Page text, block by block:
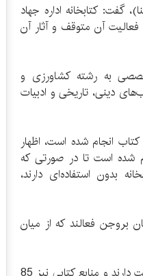
گفت: کتابخانه اداره جهاد
مختلف، فعالیت آن متوقف و آثار آن
صورت تخصصی به رشته کشاورزی و
درصد آن شامل کتاب‌های دینی، تاریخی و ادبیات
انجام شده است، اظهار
شده است تا در صورتی که
بدون استفاده‌ای دارند،
بروجن فعالند که از میان